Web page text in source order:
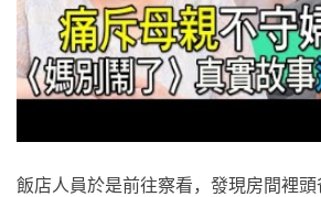
飯店人員於是前往察看，發現房間裡